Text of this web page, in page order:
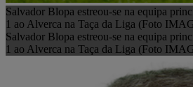
Salvador Blopa estreou-se na equipa
1 ao Alverca na Taça da Liga (Foto
Salvador Blopa estreou-se na equipa
1 ao Alverca na Taça da Liga (Foto